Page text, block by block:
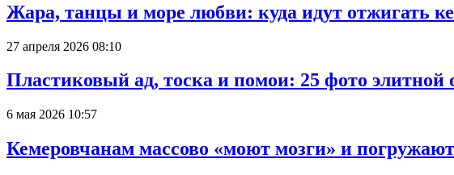
Жара, танцы и море любви: куда идут отжигать
27 апреля 2026 08:10
Пластиковый ад, тоска и помои: 25 фото
6 мая 2026 10:57
Кемеровчанам массово «моют мозги» и